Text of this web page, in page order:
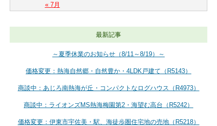
« 7月
最新記事
～夏季休業のお知らせ（8/11～8/19）～
価格変更：熱海自然郷・自然豊か・4LDK戸建て（R5143）
商談中：あじろ南熱海が丘・コンパクトなログハウス（R4973）
商談中：ライオンズMS熱海梅園第2・海望む高台（R5242）
価格変更：伊東市宇佐美・駅、海徒歩圏住宅地の売地（R5218）